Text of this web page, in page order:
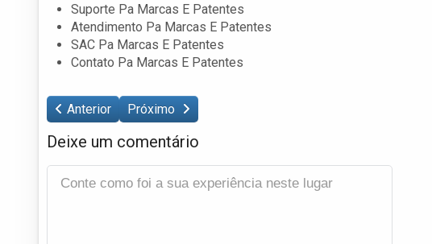
Suporte Pa Marcas E Patentes
Atendimento Pa Marcas E Patentes
SAC Pa Marcas E Patentes
Contato Pa Marcas E Patentes
Anterior Próximo
Deixe um comentário